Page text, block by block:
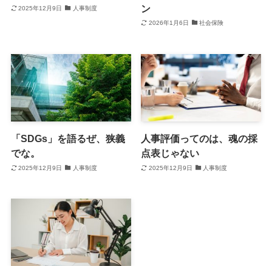
2025年12月9日 人事制度
ン
2026年1月6日 社会保険
「SDGs」を語るぜ、狭義
でな。
2025年12月9日 人事制度
人事評価ってのは、魂の採
点表じゃない
2025年12月9日 人事制度